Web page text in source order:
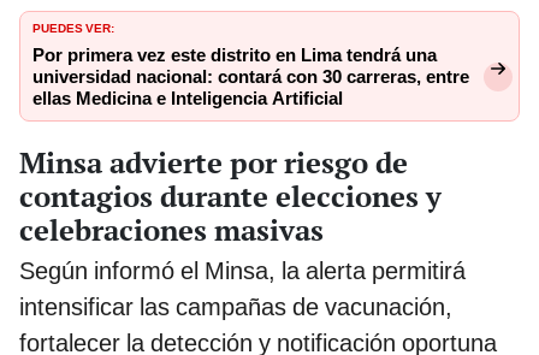
PUEDES VER:
Por primera vez este distrito en Lima tendrá una
universidad nacional: contará con 30 carreras, entre
ellas Medicina e Inteligencia Artificial
Minsa advierte por riesgo de
contagios durante elecciones y
celebraciones masivas
Según informó el Minsa, la alerta permitirá
intensificar las campañas de vacunación,
fortalecer la detección y notificación oportuna